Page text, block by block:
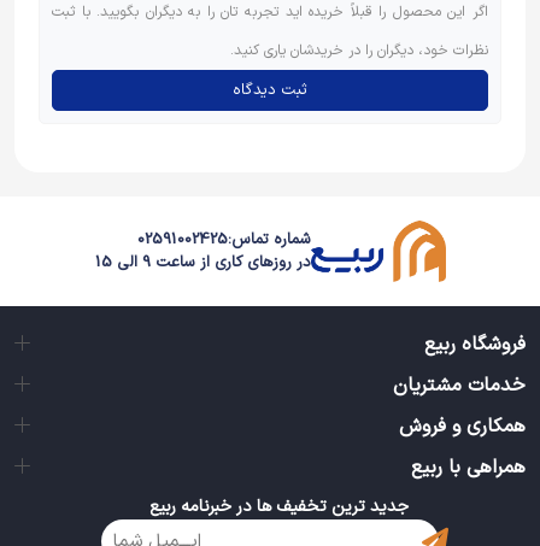
اگر این محصول را قبلاً خریده اید تجربه تان را به دیگران بگویید. با ثبت
نظرات خود، دیگران را در خریدشان یاری کنید.
ثبت دیدگاه
شماره تماس:02591002425
در روزهای کاری از ساعت 9 الی 15
فروشگاه ربیع
خدمات مشتریان
همکاری و فروش
همراهی با ربیع
جدید ترین تخفیف ها در خبرنامه ربیع